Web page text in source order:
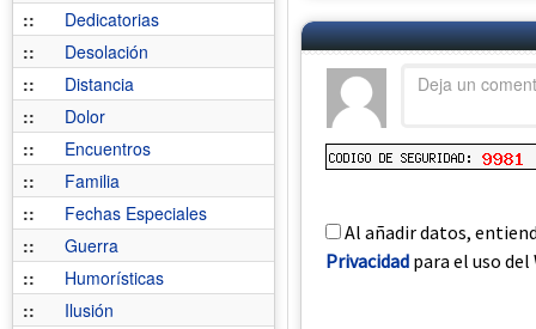
::
Dedicatorias
::
Desolación
::
Distancia
::
Dolor
::
Encuentros
::
Familia
::
Fechas Especiales
::
Guerra
::
Humorísticas
::
Ilusión
Al añadir datos,
Privacidad para el uso del